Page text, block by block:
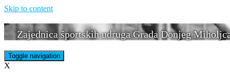
Skip to content
Zajednica športskih udruga Grada Donjeg
Toggle navigation
X